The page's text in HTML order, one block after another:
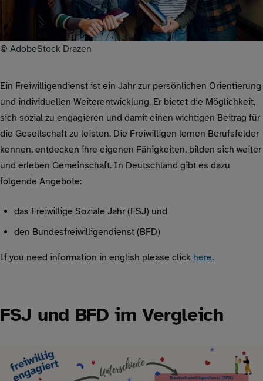
© AdobeStock Drazen
Ein Freiwilligendienst ist ein Jahr zur persönlichen Orientierung
und individuellen Weiterentwicklung. Er bietet die Möglichkeit,
sich sozial zu engagieren und damit einen wichtigen Beitrag für
die Gesellschaft zu leisten. Die Freiwilligen lernen Berufsfelder
kennen, entdecken ihre eigenen Fähigkeiten, bilden sich weiter
und erleben Gemeinschaft. In Deutschland gibt es dazu
folgende Angebote:
das Freiwillige Soziale Jahr (FSJ) und
den Bundesfreiwilligendienst (BFD)
If you need information in english please click here.
FSJ und BFD im Vergleich